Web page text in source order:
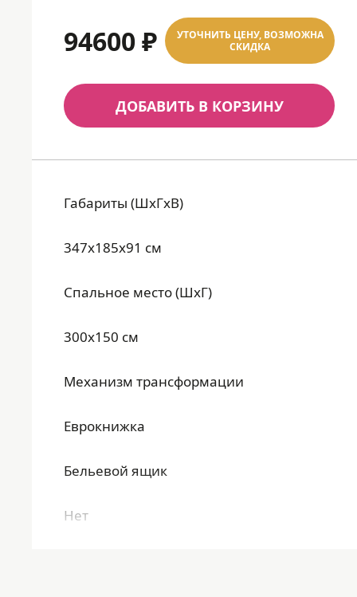
94600 ₽
УТОЧНИТЬ ЦЕНУ, ВОЗМОЖНА
СКИДКА
ДОБАВИТЬ В КОРЗИНУ
Габариты (ШхГхВ)
347x185x91 см
Спальное место (ШхГ)
300x150 см
Механизм трансформации
Еврокнижка
Бельевой ящик
Нет